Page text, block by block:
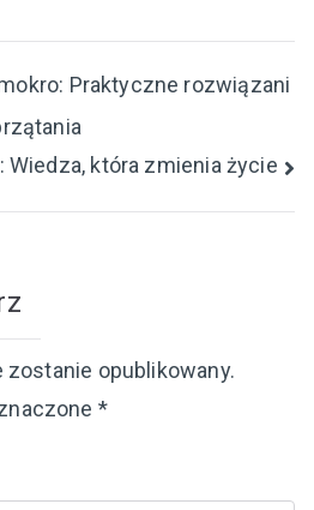
Praktyczne rozwiązani
Wiedza, która zmienia życie
zostanie opublikowany.
*